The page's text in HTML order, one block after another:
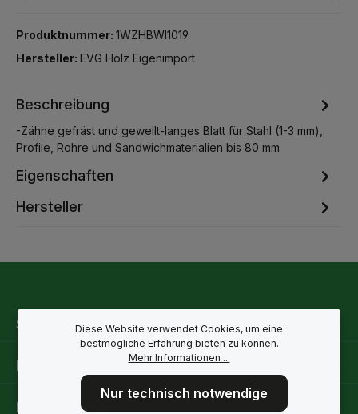
Produktnummer: 1WZHBWI1019
Hersteller: EVG Holz Eigenimport
Beschreibung
-Zähne gefräst und gewellt-langes Blatt für Stahl (1-3 mm),
Profile, Rohre und Sandwichmaterialien bis 80 mm
Eigenschaften
Hersteller
Service-Hotline
Rechtliche Hinweise
Informationen
Diese Website verwendet Cookies, um eine
bestmögliche Erfahrung bieten zu können.
Mehr Informationen ...
Nur technisch notwendige